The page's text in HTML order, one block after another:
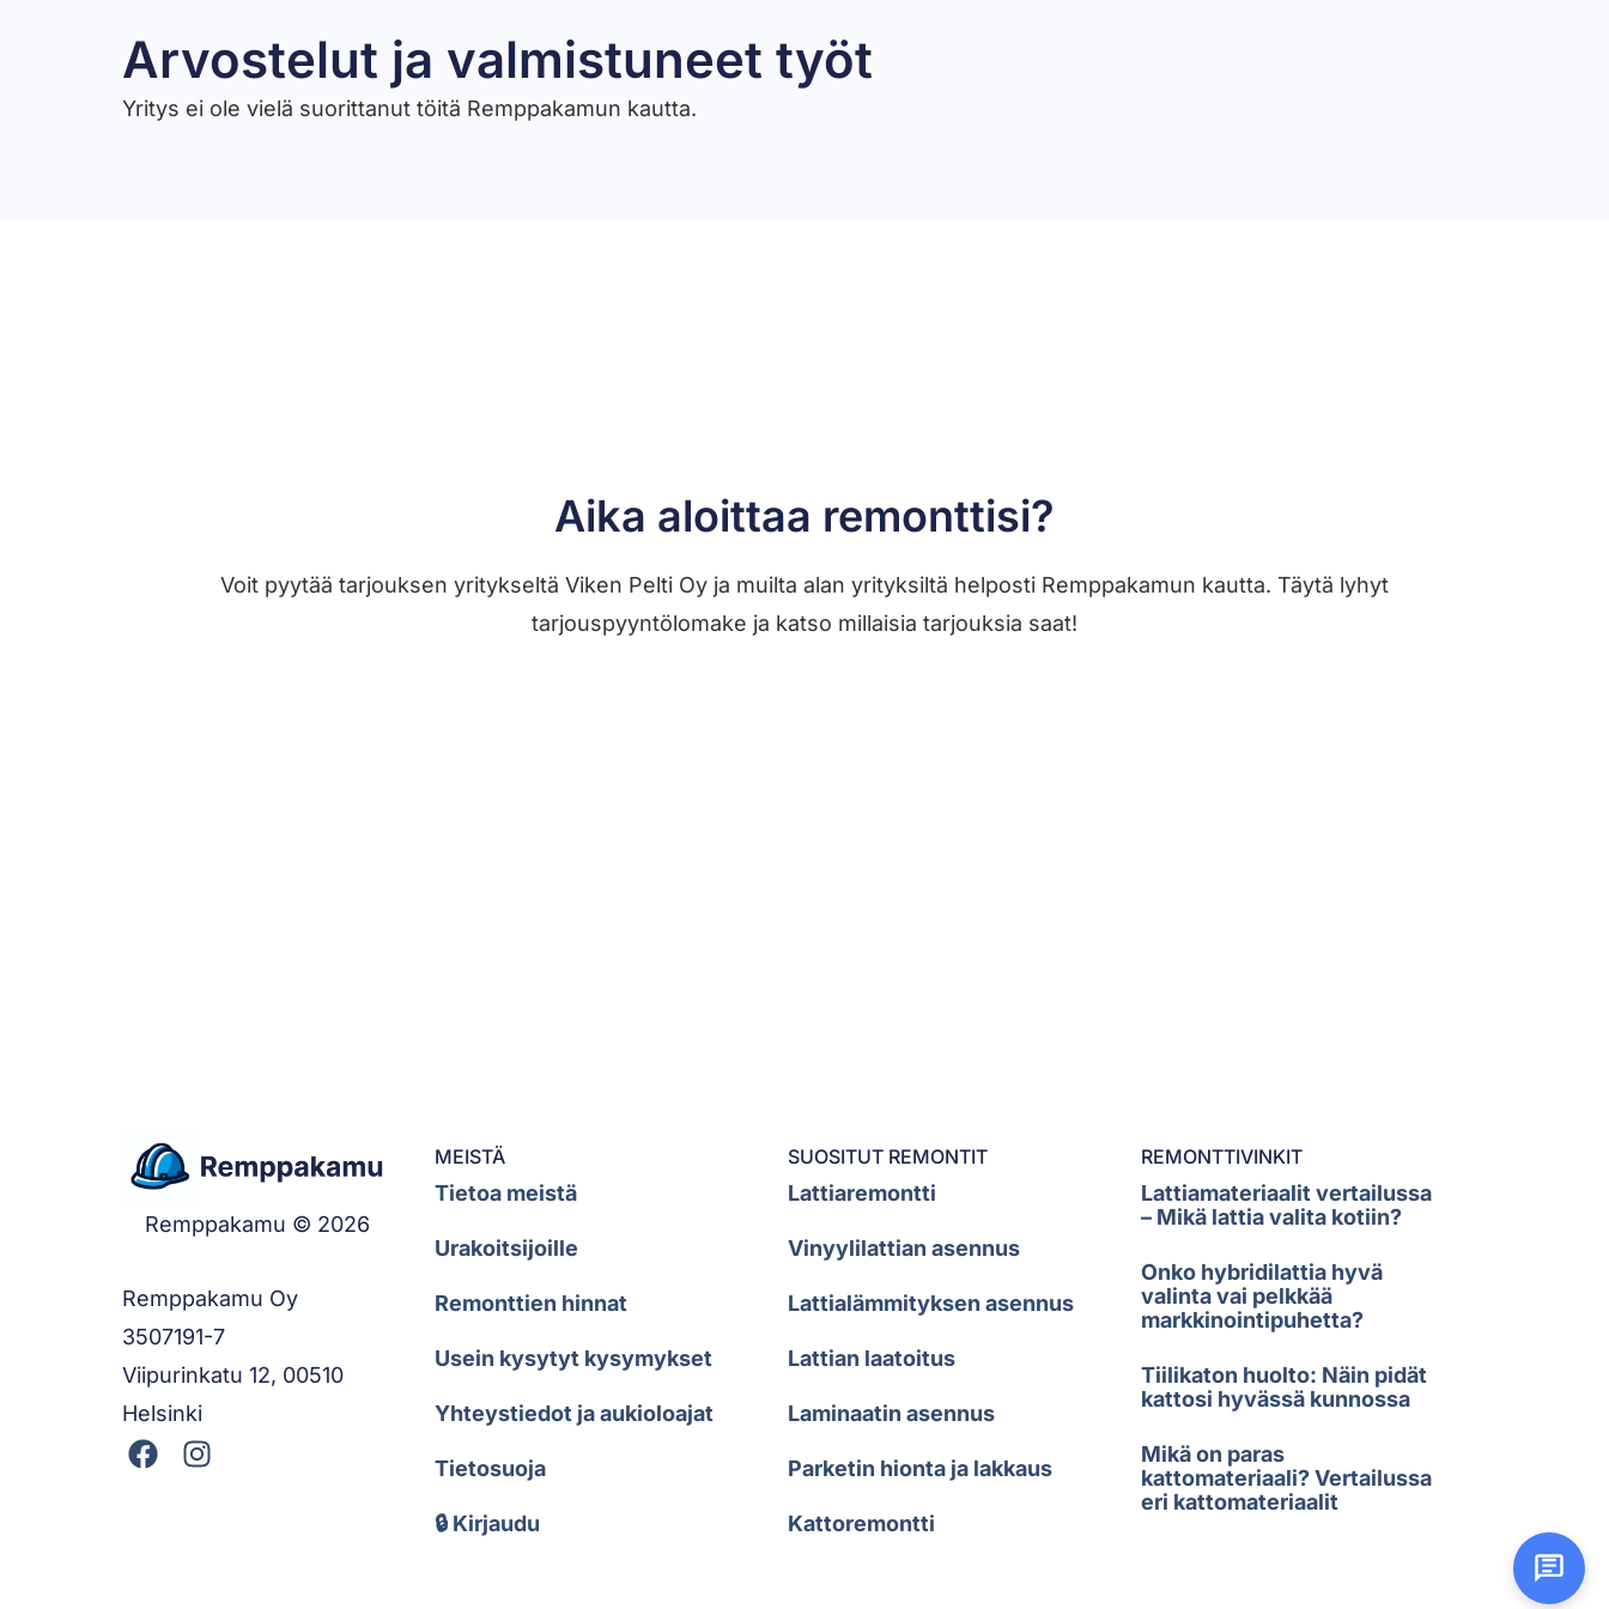
Arvostelut ja valmistuneet työt​
Yritys ei ole vielä suorittanut töitä Remppakamun kautta.
Aika aloittaa remonttisi?
Voit pyytää tarjouksen yritykseltä Viken Pelti Oy ja muilta alan yrityksiltä helposti Remppakamun kautta. Täytä lyhyt
tarjouspyyntölomake ja katso millaisia tarjouksia saat!
Remppakamu © 2026
Remppakamu Oy
3507191-7
Viipurinkatu 12, 00510
Helsinki
MEISTÄ
Tietoa meistä
Urakoitsijoille
Remonttien hinnat
Usein kysytyt kysymykset
Yhteystiedot ja aukioloajat
Tietosuoja
🔒 Kirjaudu
SUOSITUT REMONTIT
Lattiaremontti
Vinyylilattian asennus
Lattialämmityksen asennus
Lattian laatoitus
Laminaatin asennus
Parketin hionta ja lakkaus
Kattoremontti
REMONTTIVINKIT
Lattiamateriaalit vertailussa
– Mikä lattia valita kotiin?
Onko hybridilattia hyvä
valinta vai pelkkää
markkinointipuhetta?
Tiilikaton huolto: Näin pidät
kattosi hyvässä kunnossa
Mikä on paras
kattomateriaali? Vertailussa
eri kattomateriaalit